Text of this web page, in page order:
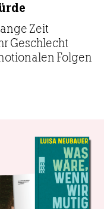
Zeit
Geschlecht
Folgen